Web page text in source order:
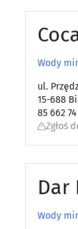
Wody
ul.
15-688
85 662
Zgłoś
Dar
Wody